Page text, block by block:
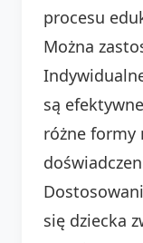
procesu
Można
są
różne formy
się dziecka